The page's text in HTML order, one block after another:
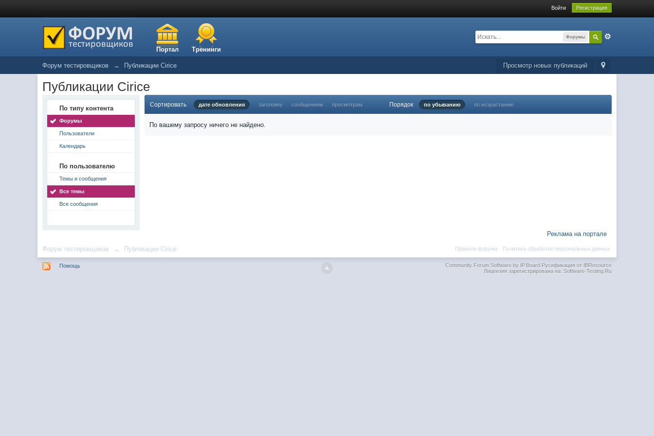
Войти Регистрация
Портал Тренинги
Форумы
Просмотр новых публикаций
Форум тестировщиков → Публикации Cirice
Публикации Cirice
По типу контента
Форумы
Пользователи
Календарь
По пользователю
Темы и сообщения
Все темы
Все сообщения
Сортировать дате обновления заголовку сообщениям просмотрам Порядок по убыванию по возрастанию
По вашему запросу ничего не найдено.
Реклама на портале
Форум тестировщиков → Публикации Cirice Политика обработки персональных данных
Правила форума ·
Помощь Community Forum Software by IP.BoardРусификация от IBResource
Лицензия зарегистрирована на: Software-Testing.Ru